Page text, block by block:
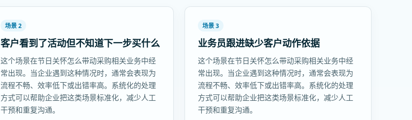
场景 2
客户看到了活动但不知道下一步买什么
这个场景在节日关怀怎么带动采购相关业务中经
常出现。当企业遇到这种情况时，通常会表现为
流程不畅、效率低下或出错率高。系统化的处理
方式可以帮助企业把这类场景标准化，减少人工
干预和重复沟通。
场景 3
业务员跟进缺少客户动作依据
这个场景在节日关怀怎么带动采购相关业务中经
常出现。当企业遇到这种情况时，通常会表现为
流程不畅、效率低下或出错率高。系统化的处理
方式可以帮助企业把这类场景标准化，减少人工
干预和重复沟通。